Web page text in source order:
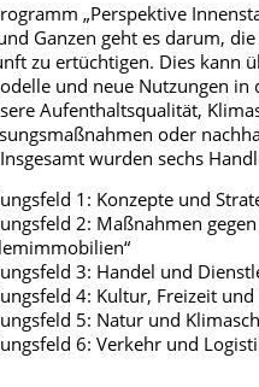
„Perspektive
Ganzen geht es darum,
zu ertüchtigen. Dies kann
und neue Nutzungen
Aufenthaltsqualität,
oder
wurden sechs
1: Konzepte und
2: Maßnahmen
3: Handel und
4: Kultur, Freizeit
5: Natur und
6: Verkehr und